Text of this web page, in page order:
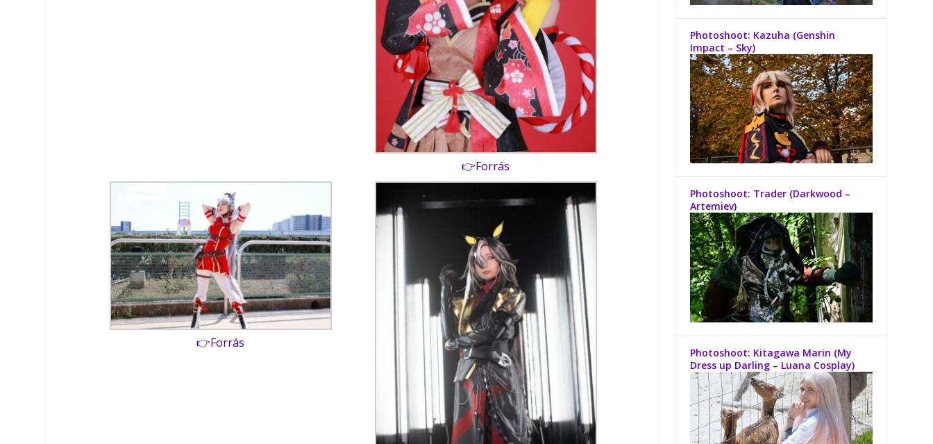
👉Forrás
👉Forrás
Photoshoot: Kazuha (Genshin
Impact – Sky)
Photoshoot: Trader (Darkwood –
Artemiev)
Photoshoot: Kitagawa Marin (My
Dress up Darling – Luana Cosplay)